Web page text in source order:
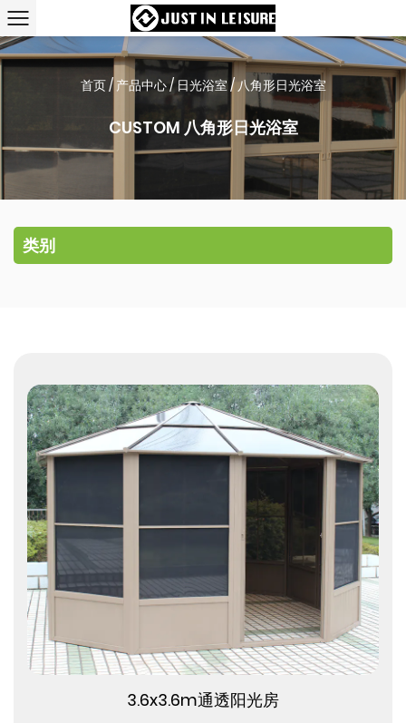
首页/ 产品中心/ 日光浴室/八角形日光浴室
CUSTOM 八角形日光浴室
类别
查看更多
3.6x3.6m通透阳光房